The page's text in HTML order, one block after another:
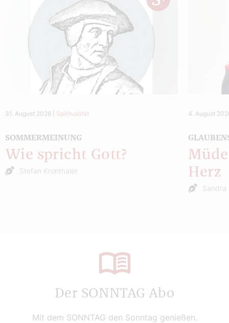
31. August 2026 Spiritualität
SOMMERMEINUNG
Wie spricht Gott?
Stefan Kronthaler
4. August
Herz
Sandra
Der SONNTAG Abo
Mit dem SONNTAG den Sonntag genießen.